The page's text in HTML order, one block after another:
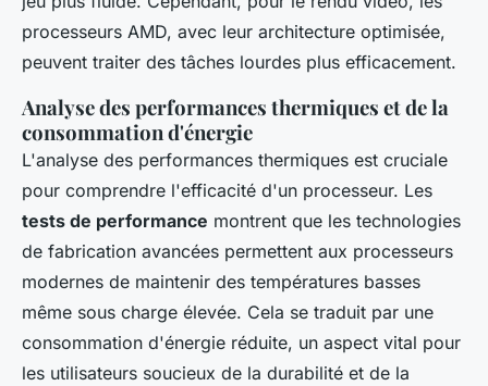
processeurs AMD, avec leur architecture optimisée,
peuvent traiter des tâches lourdes plus efficacement.
Analyse des performances thermiques et de la
consommation d'énergie
L'analyse des performances thermiques est cruciale
pour comprendre l'efficacité d'un processeur. Les
tests de performance montrent que les technologies
de fabrication avancées permettent aux processeurs
modernes de maintenir des températures basses
même sous charge élevée. Cela se traduit par une
consommation d'énergie réduite, un aspect vital pour
les utilisateurs soucieux de la durabilité et de la